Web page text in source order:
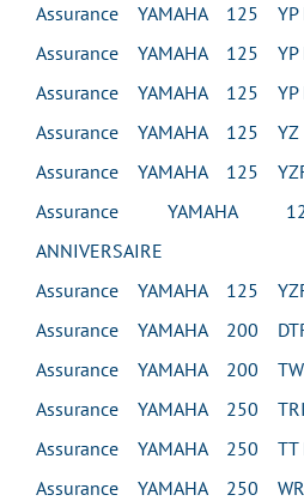
Assurance YAMAHA 125 YP
Assurance YAMAHA 125 YP
Assurance YAMAHA 125 YP
Assurance YAMAHA 125 YZ
Assurance YAMAHA 125
Assurance YAMAHA
ANNIVERSAIRE
Assurance YAMAHA 125 YZF
Assurance YAMAHA 200
Assurance YAMAHA 200 TW
Assurance YAMAHA 250
Assurance YAMAHA 250 TT
Assurance YAMAHA 250 WR